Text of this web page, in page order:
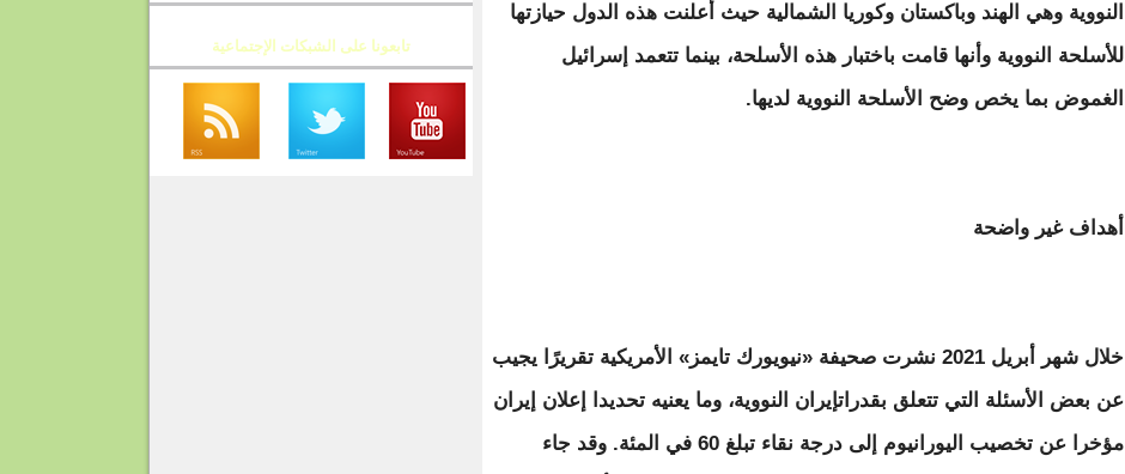
النووية وهي الهند و‌باكستان و‌كوريا الشمالية حيث أعلنت هذه الدول حيازتها
للأسلحة النووية وأنها قامت باختبار هذه الأسلحة، بينما تتعمد إسرائيل
الغموض بما يخص وضح الأسلحة النووية لديها.
أهداف غير واضحة
خلال شهر أبريل 2021 نشرت صحيفة «نيويورك تايمز» الأمريكية تقريرًا يجيب
عن بعض الأسئلة التي تتعلق بقدراتإيران النووية، وما يعنيه تحديدا إعلان إيران
مؤخرا عن تخصيب اليورانيوم إلى درجة نقاء تبلغ 60 في المئة. وقد جاء
تابعونا على الشبكات الإجتماعية